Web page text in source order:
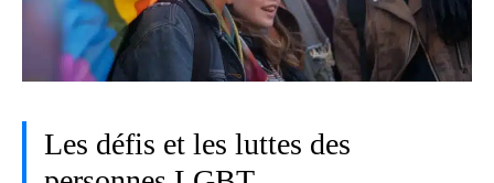
Les défis et les luttes des